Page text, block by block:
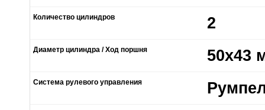
Количество цилиндров 2
Диаметр цилиндра / Ход поршня 50х43
Система рулевого управления